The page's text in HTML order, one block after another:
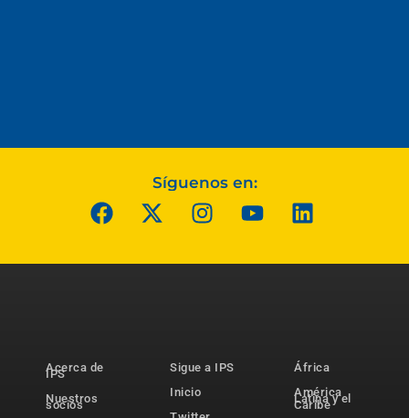
Síguenos en:
Acerca de
IPS
Nuestros
socios
Sigue a IPS
Inicio
África
América
Latina y el
Caribe